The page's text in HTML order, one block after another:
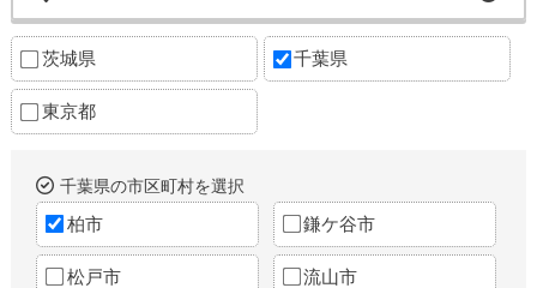
茨城県 千葉県
東京都
千葉県の市区町村を選択
柏市 鎌ケ谷市
松戸市 流山市